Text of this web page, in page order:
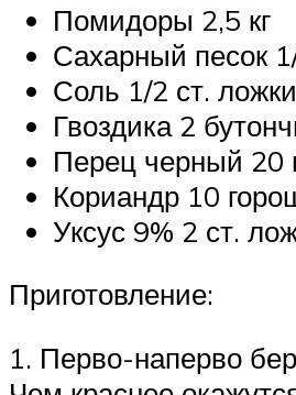
Помидоры 2,5 кг
Сахарный песок
Соль 1/2 ст. ложки
Гвоздика 2
Перец черный 20
Кориандр 10
Уксус 9% 2 ст.
Приготовление:
1. Перво-наперво